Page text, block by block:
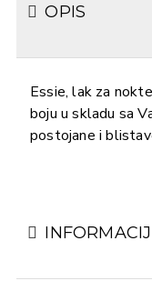
OPIS
Essie, lak za
boju u skladu sa
postojane i